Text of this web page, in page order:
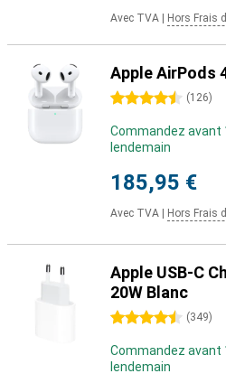
Avec TVA Hors Frais
Apple AirPods
4.5 étoiles (126)
Commandez avant
lendemain
185,95 €
Avec TVA Hors Frais
Apple USB-C
20W Blanc
4.5 étoiles (349)
Commandez avant
lendemain